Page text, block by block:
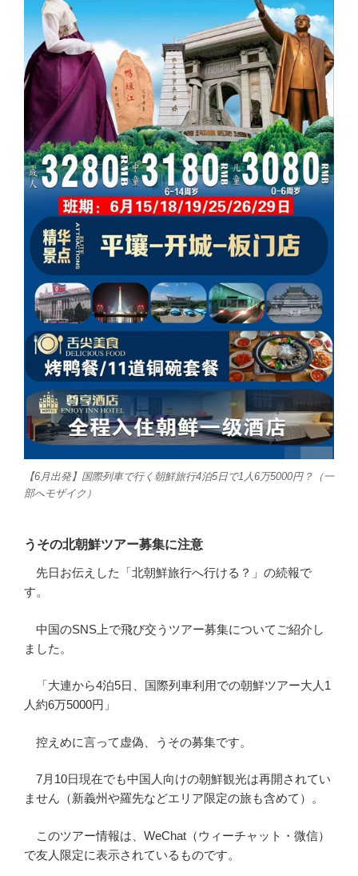
【6月出発】国際列車で行く朝鮮旅行4泊5日で1人6万5000円？（一
部へモザイク）
うその北朝鮮ツアー募集に注意
先日お伝えした「北朝鮮旅行へ行ける？」の続報で
す。
中国のSNS上で飛び交うツアー募集についてご紹介し
ました。
「大連から4泊5日、国際列車利用での朝鮮ツアー大人1
人約6万5000円」
控えめに言って虚偽、うその募集です。
7月10日現在でも中国人向けの朝鮮観光は再開されてい
ません（新義州や羅先などエリア限定の旅も含めて）。
このツアー情報は、WeChat（ウィーチャット・微信）
で友人限定に表示されているものです。